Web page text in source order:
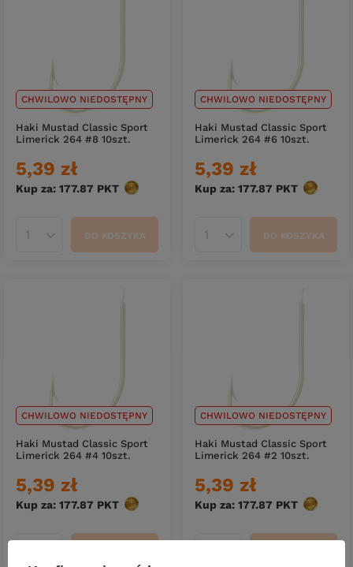
CHWILOWO NIEDOSTĘPNY
Haki Mustad Classic Sport
Limerick 264 #8 10szt.
5,39 zł
Kup za: 177.87 PKT punktów
Ilość produktówDO KOSZYKA
CHWILOWO NIEDOSTĘPNY
Haki Mustad Classic Sport
Limerick 264 #6 10szt.
5,39 zł
Kup za: 177.87 PKT punktów
Ilość produktówDO KOSZYKA
CHWILOWO NIEDOSTĘPNY
Haki Mustad Classic Sport
Limerick 264 #4 10szt.
5,39 zł
Kup za: 177.87 PKT punktów
CHWILOWO NIEDOSTĘPNY
Haki Mustad Classic Sport
Limerick 264 #2 10szt.
5,39 zł
Kup za: 177.87 PKT punktów